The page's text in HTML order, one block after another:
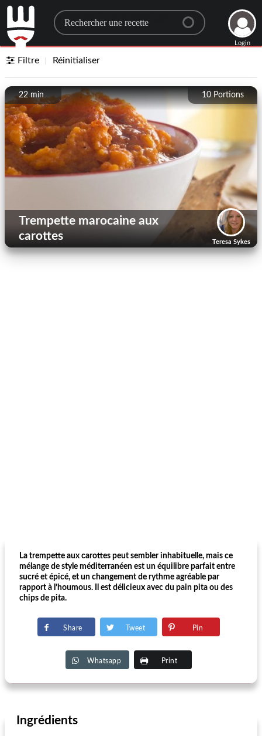
Search for a recipe
Login
Filtre Réinitialiser
10 Portions
22 min
Teresa Sykes
Trempette marocaine aux
carottes
La trempette aux carottes peut sembler inhabituelle, mais ce
mélange de style méditerranéen est un équilibre parfait entre
sucré et épicé, et un changement de rythme agréable par
rapport à l’houmous. Il est délicieux avec du pain pita ou des
chips de pita.
Share Tweet Pin
Whatsapp Print
Ingrédients